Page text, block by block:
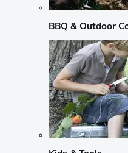
BBQ & Outdoor